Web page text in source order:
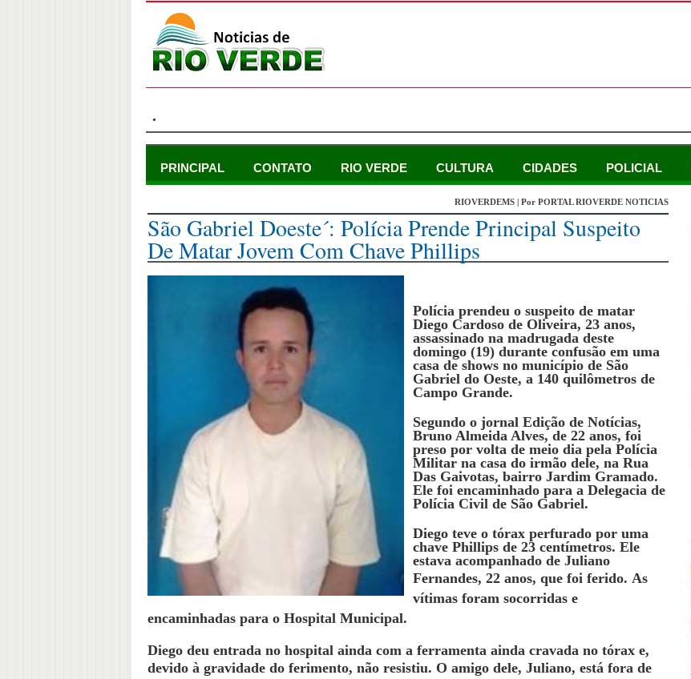
.
PRINCIPAL CONTATO RIO VERDE CULTURA CIDADES POLICIAL
RIOVERDEMS | Por PORTAL RIOVERDE NOTICIAS
São Gabriel Doeste´: Polícia Prende Principal Suspeito
De Matar Jovem Com Chave Phillips
Polícia prendeu o suspeito de matar
Diego Cardoso de Oliveira, 23 anos,
assassinado na madrugada deste
domingo (19) durante confusão em uma
casa de shows no município de São
Gabriel do Oeste, a 140 quilômetros de
Campo Grande.
Segundo o jornal Edição de Notícias,
Bruno Almeida Alves, de 22 anos, foi
preso por volta de meio dia pela Polícia
Militar na casa do irmão dele, na Rua
Das Gaivotas, bairro Jardim Gramado.
Ele foi encaminhado para a Delegacia de
Polícia Civil de São Gabriel.
Diego teve o tórax perfurado por uma
chave Phillips de 23 centímetros. Ele
estava acompanhado de Juliano
Fernandes, 22 anos, que foi ferido. As
vítimas foram socorridas e
encaminhadas para o Hospital Municipal.
Diego deu entrada no hospital ainda com a ferramenta ainda cravada no tórax e,
devido à gravidade do ferimento, não resistiu. O amigo dele, Juliano, está fora de